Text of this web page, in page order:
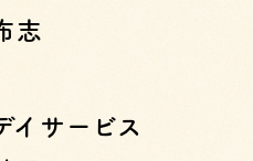
志
イサービス